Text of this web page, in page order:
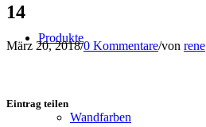
Produkte
Wandfarben
14
März 20, 2018/0 Kommentare/von rene
Eintrag teilen